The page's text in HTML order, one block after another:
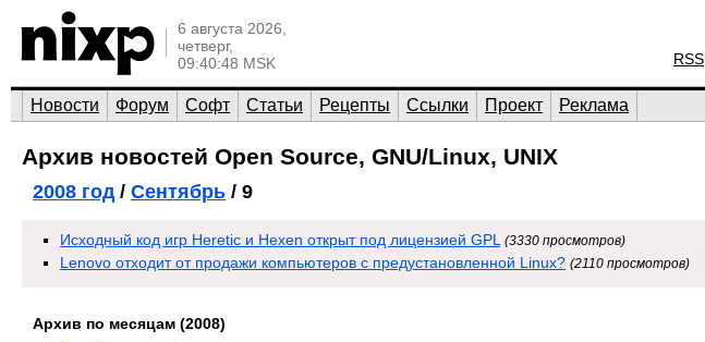
6 августа 2026,
четверг,
09:40:48 MSK
RSS
Новости Форум Софт Статьи Рецепты Ссылки Проект Реклама
Архив новостей Open Source, GNU/Linux, UNIX
2008 год/ Сентябрь / 9
Исходный код игр Heretic и Hexen открыт под лицензией GPL (3330 просмотров)
Lenovo отходит от продажи компьютеров с предустановленной Linux? (2110 просмотров)
Архив по месяцам (2008)